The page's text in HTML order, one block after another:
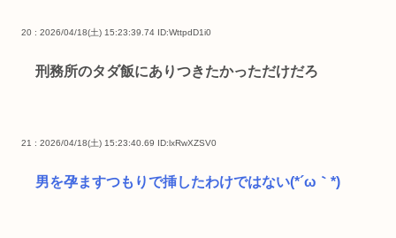
20 : 2026/04/18(土) 15:23:39.74 ID:WttpdD1i0
刑務所のタダ飯にありつきたかっただけだろ
21 : 2026/04/18(土) 15:23:40.69 ID:lxRwXZSV0
男を孕ますつもりで挿したわけではない(*´ω｀*)